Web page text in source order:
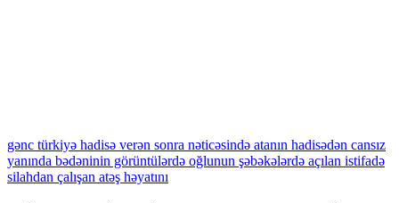
gənc türkiyə hadisə verən sonra nəticəsində atanın hadisədən cansız
yanında bədəninin görüntülərdə oğlunun şəbəkələrdə açılan istifadə
silahdan çalışan atəş həyatını